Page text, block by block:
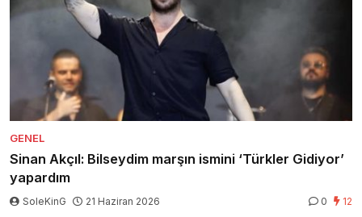
GENEL
Sinan Akçıl: Bilseydim marşın ismini ‘Türkler Gidiyor’
yapardım
SoleKinG 21 Haziran 2026 0 12